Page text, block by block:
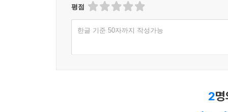
평점
한글 기준 50자까지 작성가능
2